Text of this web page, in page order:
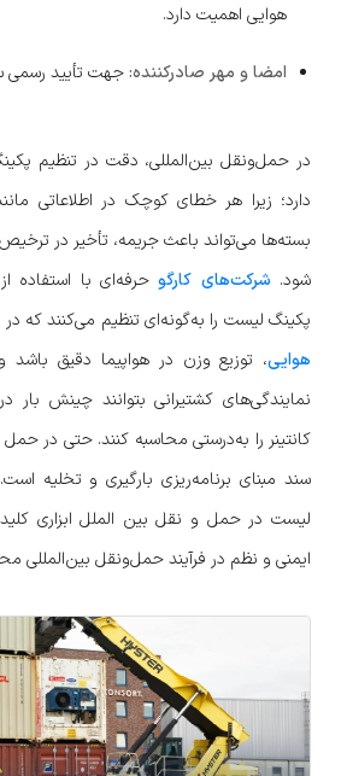
هوایی اهمیت دارد.
امضا و مهر صادرکننده:جهت تأیید رسمی
در حمل‌ونقل بین‌المللی، دقت در تنظیم
دارد؛ زیرا هر خطای کوچک در اطلاعاتی
بسته‌ها می‌تواند باعث جریمه، تأخیر در
شود. شرکت‌های کارگوحرفه‌ای با استفاده
پکینگ لیست را به‌گونه‌ای تنظیم می‌کنند که در
هوایی، توزیع وزن در هواپیما دقیق باشد
نمایندگی‌های کشتیرانی بتوانند چینش بار
کانتینر را به‌درستی محاسبه کنند. حتی در حمل
سند مبنای برنامه‌ریزی بارگیری و تخلیه
لیست در حمل و نقل بین الملل ابزاری
ایمنی و نظم در فرآیند حمل‌ونقل بین‌المللی